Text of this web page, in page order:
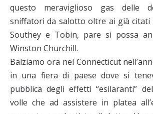
questo meraviglioso gas delle
sniffatori da salotto oltre ai già citati
Southey e Tobin, pare si possa
Winston Churchill.
Balziamo ora nel Connecticut
in una fiera di paese dove si
pubblica degli effetti “esilaranti”
volle che ad assistere in platea